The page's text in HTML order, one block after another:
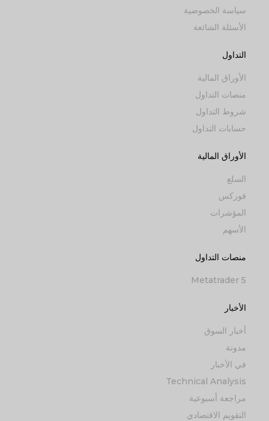
سياسة الخصوصية
الأسئلة الشائعة
التداول
الأوراق المالية
منصات التداول
شروط التداول
حسابات التداول
الأوراق المالية
السلع
فوركس
المؤشرات
الأسهم
منصات التداول
Metatrader 5
الأخبار
أخبار السوق
مدونة
في الأخبار
Technical Analysis
مراجعة أسبوعية
التقويم الاقتصادي